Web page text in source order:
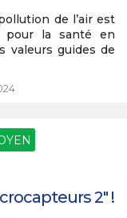
de l’air est
pour la santé en
valeurs guides de
2" !